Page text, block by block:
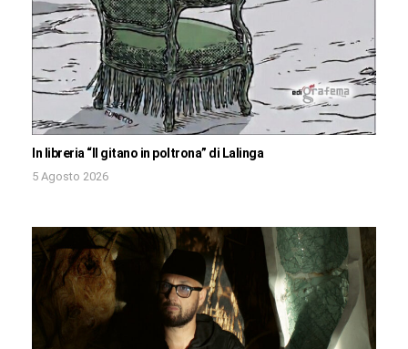
In libreria “Il gitano in poltrona” di Lalinga
5 Agosto 2026